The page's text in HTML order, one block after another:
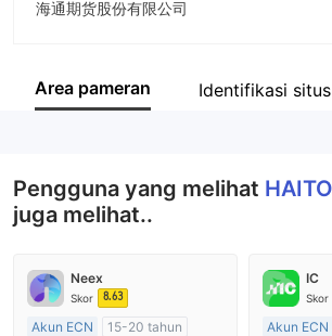
海通期货股份有限公司
Karyawan perusahaan
Area pameran Identifikasi
Pengguna yang melihat
juga melihat..
Neex
Skor 8.63
Akun ECN
15-20 tahun
IC
Skor
Akun ECN